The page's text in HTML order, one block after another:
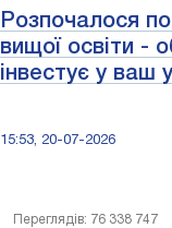
Розпочалося
вищої освіти -
інвестує у ваш
15:53, 20-07-2026
Переглядів: 76 338 747